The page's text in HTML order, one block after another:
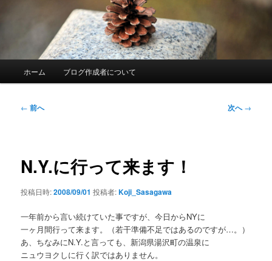
ホーム ブログ作成者について
投
ー
ョ
← 前へ 次へ→
N.Y.に行って来ます！
投稿日時:2008/09/01 投稿者:Koji_Sasagawa
一年前から言い続けていた事ですが、今日からNYに
一ヶ月間行って来ます。（若干準備不足ではあるのですが…。）
あ、ちなみにN.Y.と言っても、新潟県湯沢町の温泉に
ニュウヨクしに行く訳ではありません。